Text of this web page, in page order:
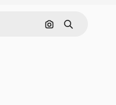
Nach Bild suchen
Suchen